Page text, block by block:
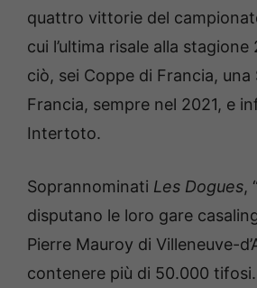
quattro vittorie del
cui l’ultima risale alla
ciò, sei Coppe di Francia, una
Francia, sempre nel 2021, e
Intertoto.
Soprannominati Les Dogues,
disputano le loro gare
Pierre Mauroy di Villeneuve-
contenere più di 50.000 tifosi.